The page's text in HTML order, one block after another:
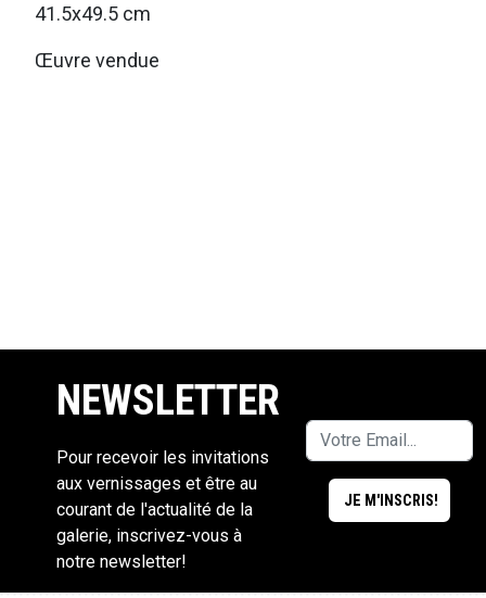
41.5x49.5 cm
Œuvre vendue
NEWSLETTER
Pour recevoir les invitations
aux vernissages et être au
courant de l'actualité de la
galerie, inscrivez-vous à
notre newsletter!